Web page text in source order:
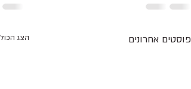
פוסטים אחרונים הצג הכול